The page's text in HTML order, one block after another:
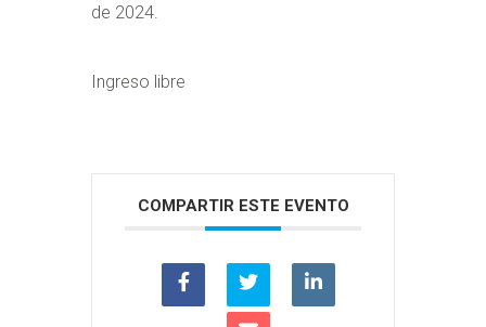
de 2024.
Ingreso libre
COMPARTIR ESTE EVENTO